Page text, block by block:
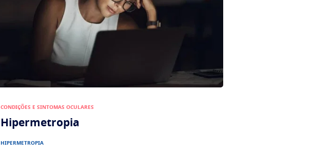
CONDIÇÕES E SINTOMAS OCULARES
Hipermetropia
HIPERMETROPIA